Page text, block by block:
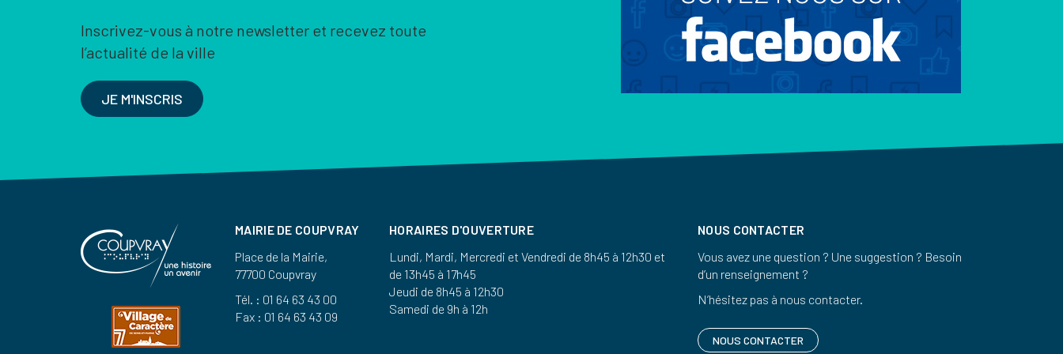
Inscrivez-vous à notre newsletter et recevez toute
l’actualité de la ville
JE M'INSCRIS
MAIRIE DE COUPVRAY
Place de la Mairie,
77700 Coupvray
Tél. : 01 64 63 43 00
Fax : 01 64 63 43 09
HORAIRES D'OUVERTURE
Lundi, Mardi, Mercredi et Vendredi de 8h45 à 12h30 et
de 13h45 à 17h45
Jeudi de 8h45 à 12h30
Samedi de 9h à 12h
NOUS CONTACTER
Vous avez une question ? Une suggestion ? Besoin
d’un renseignement ?
N’hésitez pas à nous contacter.
NOUS CONTACTER